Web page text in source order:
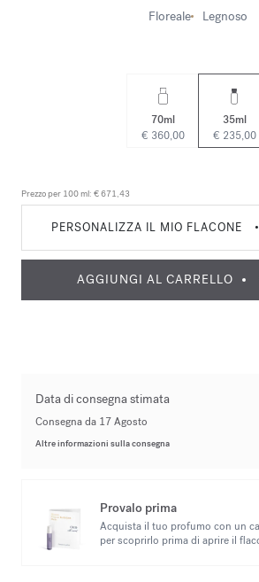
Floreale Legnoso
70ml
€ 360,00
35ml
€ 235,00
Prezzo per 100 ml: € 671,43
PERSONALIZZA IL MIO FLACONE •
AGGIUNGI AL CARRELLO
Data di consegna stimata
Consegna da 17 Agosto
Altre informazioni sulla consegna
Provalo prima
Acquista il tuo profumo con un
per scoprirlo prima di aprire il